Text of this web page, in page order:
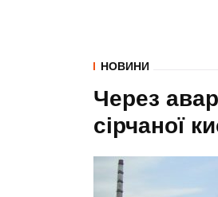
НОВИНИ
Через
сірчаної